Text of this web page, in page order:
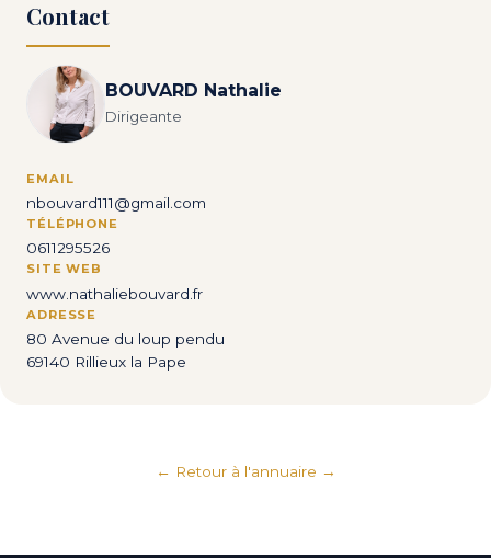
Contact
BOUVARD Nathalie
Dirigeante
EMAIL
nbouvard111@gmail.com
TÉLÉPHONE
0611295526
SITE WEB
www.nathaliebouvard.fr
ADRESSE
80 Avenue du loup pendu
69140 Rillieux la Pape
← Retour à l'annuaire